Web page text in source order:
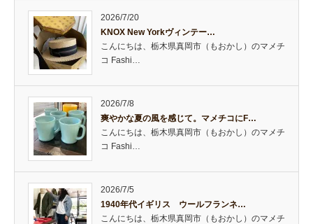
2026/7/20
KNOX New Yorkヴィンテー…
こんにちは、栃木県真岡市（もおかし）のマメチ
コ Fashi…
2026/7/8
爽やかな夏の風を感じて。マメチコにF…
こんにちは、栃木県真岡市（もおかし）のマメチ
コ Fashi…
2026/7/5
1940年代イギリス ウールフランネ…
こんにちは、栃木県真岡市（もおかし）のマメチ